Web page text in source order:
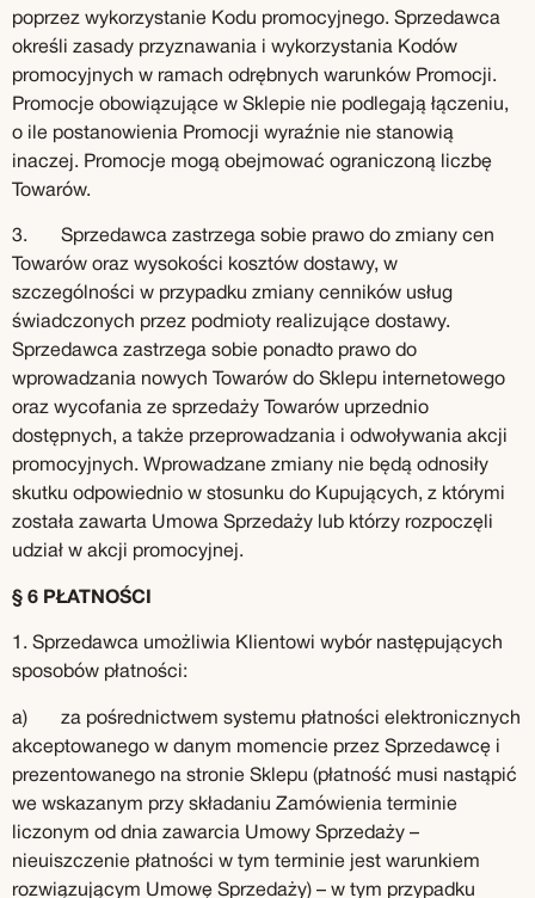
poprzez wykorzystanie Kodu promocyjnego. Sprzedawca
określi zasady przyznawania i wykorzystania Kodów
promocyjnych w ramach odrębnych warunków Promocji.
Promocje obowiązujące w Sklepie nie podlegają łączeniu,
o ile postanowienia Promocji wyraźnie nie stanowią
inaczej. Promocje mogą obejmować ograniczoną liczbę
Towarów.
3. Sprzedawca zastrzega sobie prawo do zmiany cen
Towarów oraz wysokości kosztów dostawy, w
szczególności w przypadku zmiany cenników usług
świadczonych przez podmioty realizujące dostawy.
Sprzedawca zastrzega sobie ponadto prawo do
wprowadzania nowych Towarów do Sklepu internetowego
oraz wycofania ze sprzedaży Towarów uprzednio
dostępnych, a także przeprowadzania i odwoływania akcji
promocyjnych. Wprowadzane zmiany nie będą odnosiły
skutku odpowiednio w stosunku do Kupujących, z którymi
została zawarta Umowa Sprzedaży lub którzy rozpoczęli
udział w akcji promocyjnej.
§ 6 PŁATNOŚCI
1. Sprzedawca umożliwia Klientowi wybór następujących
sposobów płatności:
a) za pośrednictwem systemu płatności elektronicznych
akceptowanego w danym momencie przez Sprzedawcę i
prezentowanego na stronie Sklepu (płatność musi nastąpić
we wskazanym przy składaniu Zamówienia terminie
liczonym od dnia zawarcia Umowy Sprzedaży –
nieuiszczenie płatności w tym terminie jest warunkiem
rozwiązującym Umowę Sprzedaży) – w tym przypadku